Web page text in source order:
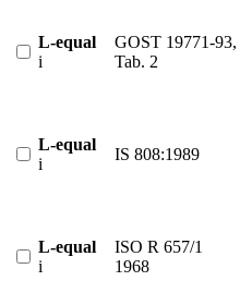
L-equal
i
GOST 19771-93,
Tab. 2
L-equal
i
IS 808:1989
L-equal
i
ISO R 657/1
1968